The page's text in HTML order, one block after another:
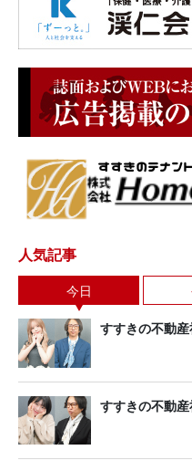
人気記事
今日
すすきの不動産
すすきの不動産